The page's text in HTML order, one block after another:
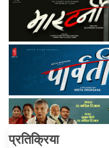
प्रतिक्रिया